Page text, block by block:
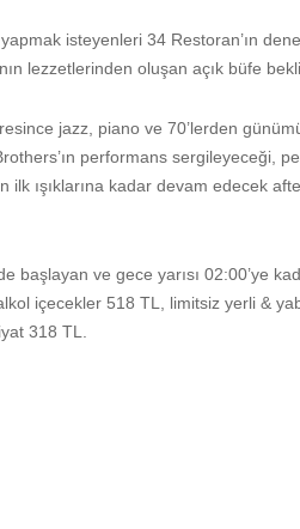
isteyenleri 34 Restoran’ın
lezzetlerinden oluşan açık büfe
jazz, piano ve 70’lerden
performans sergileyeceği,
ışıklarına kadar devam edecek
başlayan ve gece yarısı 02:00’ye
içecekler 518 TL, limitsiz yerli &
318 TL.